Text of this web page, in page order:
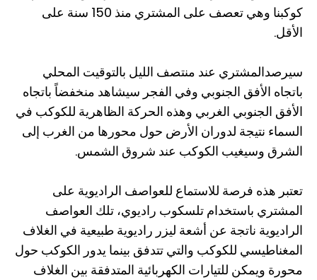
كوكبنا وهي تعصف على المشتري منذ 150 سنة على
الأقل.
سيرصدالمشتري عند منتصف الليل بالتوقيت المحلي
باتجاه الأفق الجنوبي وفي الفجر سيشاهد منخفضاً باتجاه
الأفق الجنوبي الغربي وهذه الحركة الظاهرية للكوكب في
السماء نتيجة لدوران الأرض حول محورها من الغرب إلى
الشرق وسيغيب الكوكب عند شروق الشمس.
تعتبر هذه فرصة للاستماع للعواصف الراديوية على
المشتري باستخدام تلسكوب راديوي، تلك العواصف
الراديوية ناتجة عن أشعة ليزر راديوية طبيعية في الغلاف
المغناطيسي للكوكب والتي تتدفق بينما يدور الكوكب حول
محورة ويمكن للتيارات الكهربائية المتدفقة بين الغلاف